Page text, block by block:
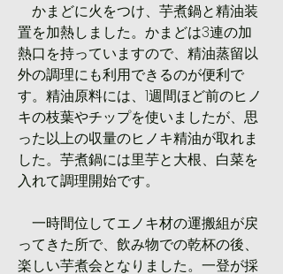
かまどに火をつけ、芋煮鍋と精油装
置を加熱しました。かまどは3連の加
熱口を持っていますので、精油蒸留以
外の調理にも利用できるのが便利で
す。精油原料には、1週間ほど前のヒノ
キの枝葉やチップを使いましたが、思
った以上の収量のヒノキ精油が取れま
した。芋煮鍋には里芋と大根、白菜を
入れて調理開始です。
一時間位してエノキ材の運搬組が戻
ってきた所で、飲み物での乾杯の後、
楽しい芋煮会となりました。一登が採